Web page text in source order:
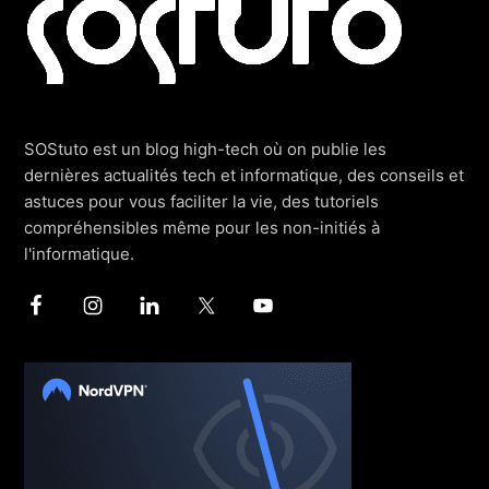
SOStuto est un blog high-tech où on publie les
dernières actualités tech et informatique, des conseils et
astuces pour vous faciliter la vie, des tutoriels
compréhensibles même pour les non-initiés à
l'informatique.